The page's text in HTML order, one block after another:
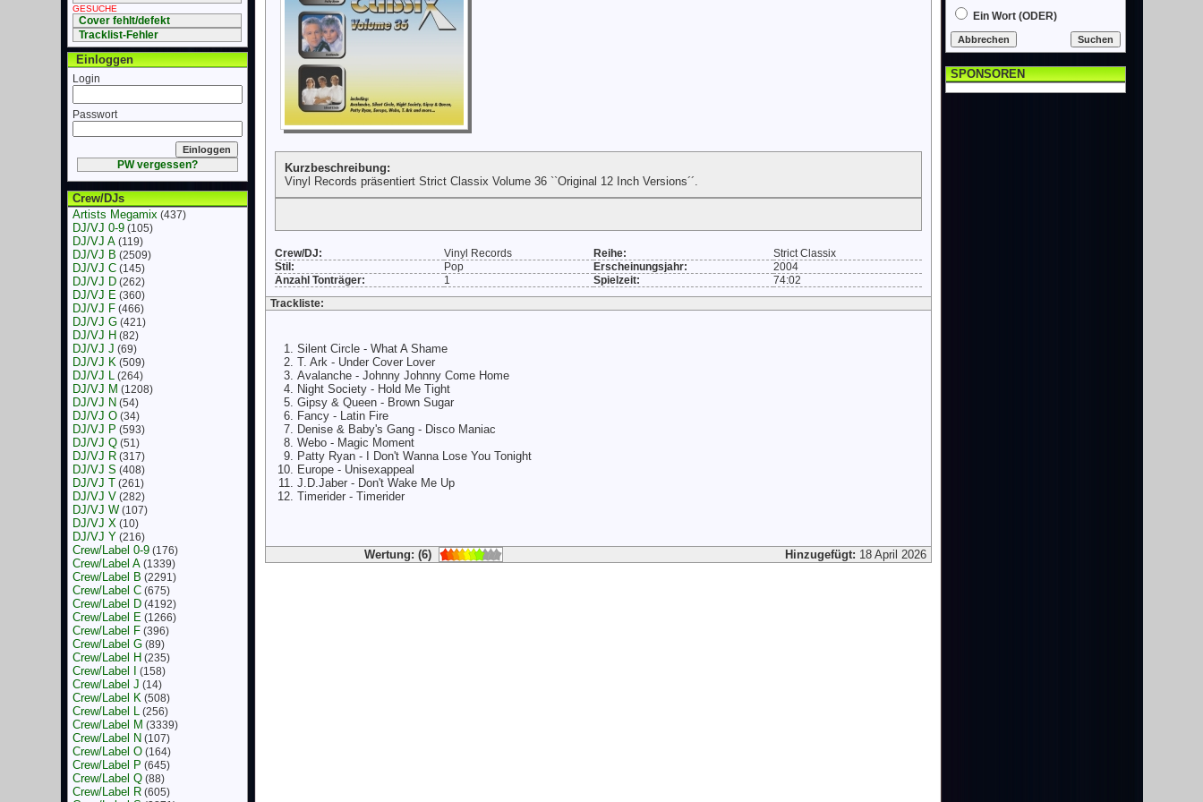
GESUCHE
Cover fehlt/defekt
Tracklist-Fehler
Einloggen
Login
Passwort
PW vergessen?
Crew/DJs
Artists Megamix(437)
DJ/VJ 0-9(105)
DJ/VJ A(119)
DJ/VJ B (2509)
DJ/VJ C(145)
DJ/VJ D(262)
DJ/VJ E(360)
DJ/VJ F(466)
DJ/VJ G(421)
DJ/VJ H (82)
DJ/VJ J (69)
DJ/VJ K(509)
DJ/VJ L(264)
DJ/VJ M (1208)
DJ/VJ N (54)
DJ/VJ O(34)
DJ/VJ P (593)
DJ/VJ Q(51)
DJ/VJ R(317)
DJ/VJ S (408)
DJ/VJ T (261)
DJ/VJ V (282)
DJ/VJ W(107)
DJ/VJ X(10)
DJ/VJ Y (216)
Crew/Label 0-9(176)
Crew/Label A(1339)
Crew/Label B (2291)
Crew/Label C(675)
Crew/Label D(4192)
Crew/Label E(1266)
Crew/Label F(396)
Crew/Label G(89)
Crew/Label H (235)
Crew/Label I (158)
Crew/Label J (14)
Crew/Label K(508)
Crew/Label L(256)
Crew/Label M (3339)
Crew/Label N (107)
Crew/Label O(164)
Crew/Label P (645)
Crew/Label Q(88)
Crew/Label R(605)
Kurzbeschreibung:
Vinyl Records präsentiert Strict Classix Volume 36 ``Original 12 Inch Versions´´.
Crew/DJ: Vinyl Records Reihe:
Strict Classix
Stil:
Pop Erscheinungsjahr:
2004
Anzahl Tonträger:
1 Spielzeit:
74:02
Trackliste:
Silent Circle - What A Shame
T. Ark - Under Cover Lover
Avalanche - Johnny Johnny Come Home
Night Society - Hold Me Tight
Gipsy & Queen - Brown Sugar
Fancy - Latin Fire
Denise & Baby's Gang - Disco Maniac
Webo - Magic Moment
Patty Ryan - I Don't Wanna Lose You Tonight
Europe - Unisexappeal
J.D.Jaber - Don't Wake Me Up
Timerider - Timerider
Wertung: (6) Hinzugefügt: 18 April 2026
Ein Wort (ODER)
SPONSOREN